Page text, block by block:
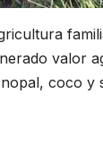
valor
coco y